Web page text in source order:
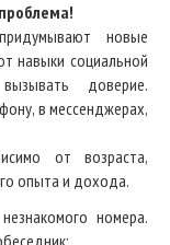
новые
навыки социальной
доверие.
в мессенджерах,
от возраста,
опыта и дохода.
номера.